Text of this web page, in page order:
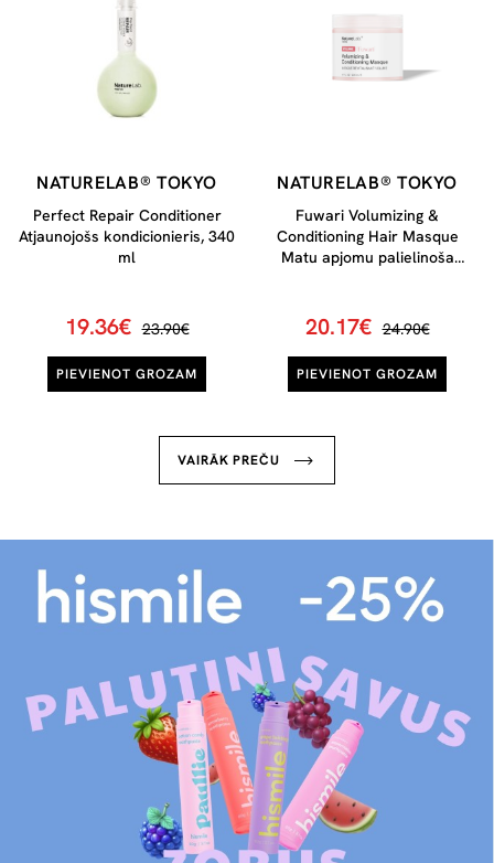
NATURELAB® TOKYO
Perfect Repair Conditioner
Atjaunojošs kondicionieris, 340
ml
19.36€ 23.90€
PIEVIENOT GROZAM
NATURELAB® TOKYO
Fuwari Volumizing &
Conditioning Hair Masque
Matu apjomu palielinoša
20.17€ 24.90€
PIEVIENOT GROZAM
VAIRĀK PREČU